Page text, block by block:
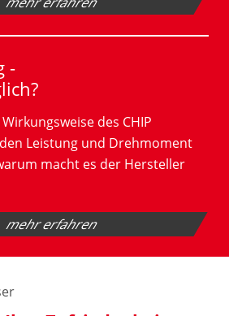
-
des CHIP
Leistung und Drehmoment
macht es der Hersteller
mehr erfahren